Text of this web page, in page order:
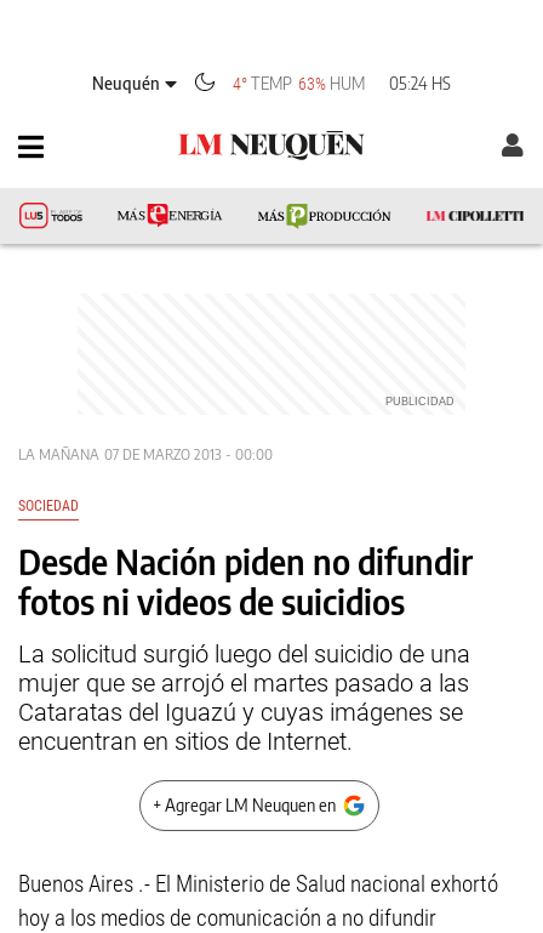
Neuquén 4° TEMP 63% HUM 05:24 HS
LA MAÑANA 07 DE MARZO 2013 - 00:00
SOCIEDAD
Desde Nación piden no difundir
fotos ni videos de suicidios
La solicitud surgió luego del suicidio de una
mujer que se arrojó el martes pasado a las
Cataratas del Iguazú y cuyas imágenes se
encuentran en sitios de Internet.
+ Agregar LM Neuquen en
Buenos Aires .- El Ministerio de Salud nacional exhortó
hoy a los medios de comunicación a no difundir